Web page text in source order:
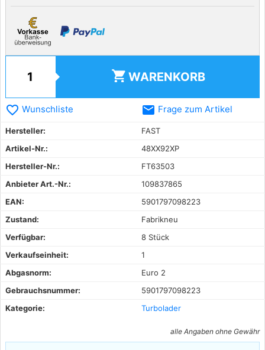
shopping_cart WARENKORB
favorite_border Wunschliste email Frage zum Artikel
Hersteller:
FAST
Artikel-Nr.:
48XX92XP
Hersteller-Nr.:
FT63503
Anbieter Art.-Nr.:
109837865
EAN:
5901797098223
Zustand:
Fabrikneu
Verfügbar:
8 Stück
Verkaufseinheit:
1
Abgasnorm:
Euro 2
Gebrauchsnummer:
5901797098223
Kategorie:
Turbolader
alle Angaben ohne Gewähr